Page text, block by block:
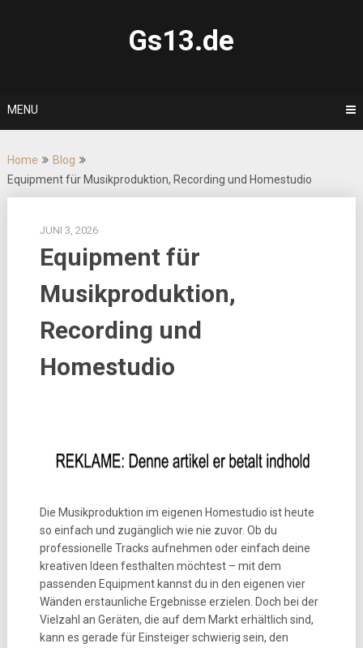
Gs13.de
MENU
Home
Blog
Equipment für Musikproduktion, Recording und Homestudio
JUNI 3, 2026
Equipment für
Musikproduktion,
Recording und
Homestudio
Die Musikproduktion im eigenen Homestudio ist heute
so einfach und zugänglich wie nie zuvor. Ob du
professionelle Tracks aufnehmen oder einfach deine
kreativen Ideen festhalten möchtest – mit dem
passenden Equipment kannst du in den eigenen vier
Wänden erstaunliche Ergebnisse erzielen. Doch bei der
Vielzahl an Geräten, die auf dem Markt erhältlich sind,
kann es gerade für Einsteiger schwierig sein, den